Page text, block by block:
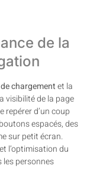
de la
chargementet la
visibilité de la page
repérer d’un coup
espacés, des
sur petit écran.
l’optimisation du
personnes